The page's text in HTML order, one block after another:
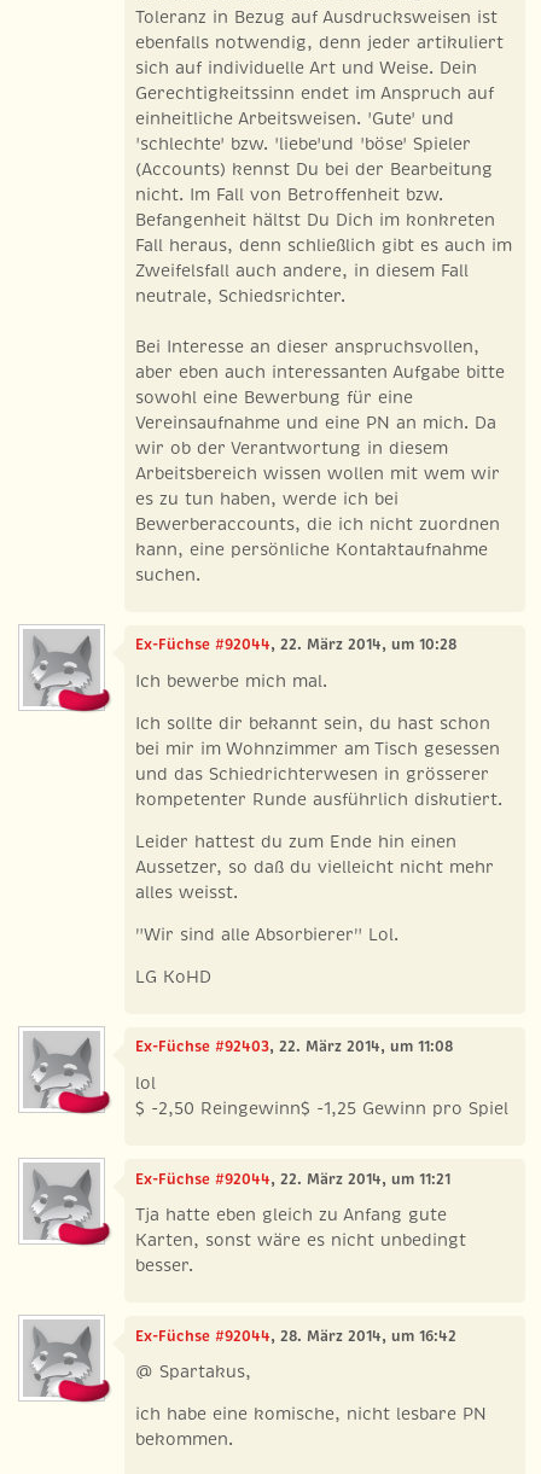
Toleranz in Bezug auf Ausdrucksweisen ist
ebenfalls notwendig, denn jeder artikuliert
sich auf individuelle Art und Weise. Dein
Gerechtigkeitssinn endet im Anspruch auf
einheitliche Arbeitsweisen. 'Gute' und
'schlechte' bzw. 'liebe'und 'böse' Spieler
(Accounts) kennst Du bei der Bearbeitung
nicht. Im Fall von Betroffenheit bzw.
Befangenheit hältst Du Dich im konkreten
Fall heraus, denn schließlich gibt es auch im
Zweifelsfall auch andere, in diesem Fall
neutrale, Schiedsrichter.
Bei Interesse an dieser anspruchsvollen,
aber eben auch interessanten Aufgabe bitte
sowohl eine Bewerbung für eine
Vereinsaufnahme und eine PN an mich. Da
wir ob der Verantwortung in diesem
Arbeitsbereich wissen wollen mit wem wir
es zu tun haben, werde ich bei
Bewerberaccounts, die ich nicht zuordnen
kann, eine persönliche Kontaktaufnahme
suchen.
Ex-Füchse #92044, 22. März 2014, um 10:28
Ich bewerbe mich mal.
Ich sollte dir bekannt sein, du hast schon
bei mir im Wohnzimmer am Tisch gesessen
und das Schiedrichterwesen in grösserer
kompetenter Runde ausführlich diskutiert.
Leider hattest du zum Ende hin einen
Aussetzer, so daß du vielleicht nicht mehr
alles weisst.
"Wir sind alle Absorbierer" Lol.
LG KoHD
Ex-Füchse #92403, 22. März 2014, um 11:08
lol
$ -2,50 Reingewinn$ -1,25 Gewinn pro Spiel
Ex-Füchse #92044, 22. März 2014, um 11:21
Tja hatte eben gleich zu Anfang gute
Karten, sonst wäre es nicht unbedingt
besser.
Ex-Füchse #92044, 28. März 2014, um 16:42
@ Spartakus,
ich habe eine komische, nicht lesbare PN
bekommen.